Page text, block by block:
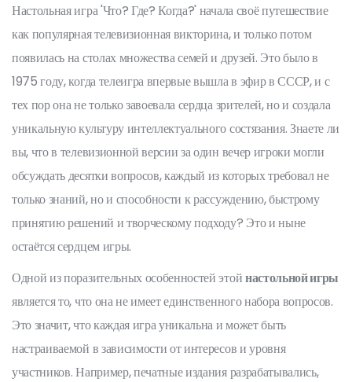
Настольная игра 'Что? Где? Когда?' начала своё путешествие
как популярная телевизионная викторина, и только потом
появилась на столах множества семей и друзей. Это было в
1975 году, когда телеигра впервые вышла в эфир в СССР, и с
тех пор она не только завоевала сердца зрителей, но и создала
уникальную культуру интеллектуального состязания. Знаете ли
вы, что в телевизионной версии за один вечер игроки могли
обсуждать десятки вопросов, каждый из которых требовал не
только знаний, но и способности к рассуждению, быстрому
принятию решений и творческому подходу? Это и ныне
остаётся сердцем игры.
Одной из поразительных особенностей этойнастольной игры
является то, что она не имеет единственного набора вопросов.
Это значит, что каждая игра уникальна и может быть
настраиваемой в зависимости от интересов и уровня
участников. Например, печатные издания разрабатывались,